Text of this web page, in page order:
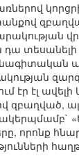
դա
էր էլ
որոնք